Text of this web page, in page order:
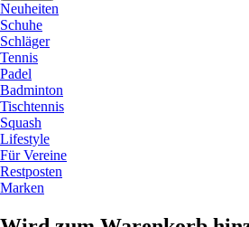
Neuheiten
Schuhe
Schläger
Tennis
Padel
Badminton
Tischtennis
Squash
Lifestyle
Für Vereine
Restposten
Marken